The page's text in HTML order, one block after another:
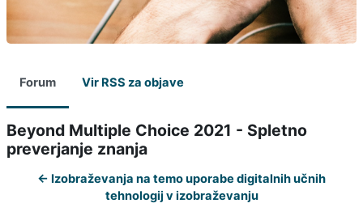
Forum Vir RSS za objave
Beyond Multiple Choice 2021 - Spletno
preverjanje znanja
← Izobraževanja na temo uporabe digitalnih učnih
tehnologij v izobraževanju